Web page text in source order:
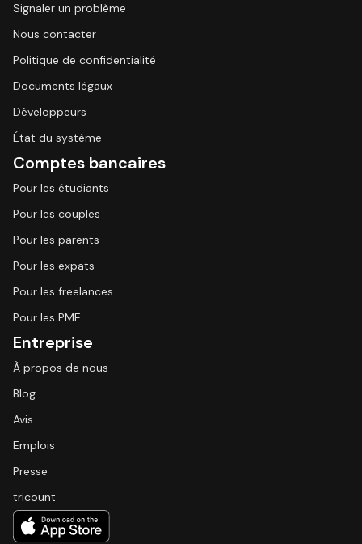
Signaler un problème
Nous contacter
Politique de confidentialité
Documents légaux
Développeurs
État du système
Comptes bancaires
Pour les étudiants
Pour les couples
Pour les parents
Pour les expats
Pour les freelances
Pour les PME
Entreprise
À propos de nous
Blog
Avis
Emplois
Presse
tricount